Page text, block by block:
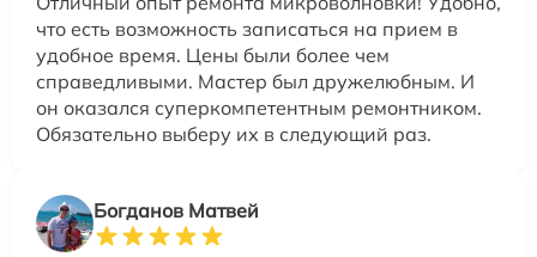
что есть возможность записаться на прием в
удобное время. Цены были более чем
справедливыми. Мастер был дружелюбным. И
он оказался суперкомпетентным ремонтником.
Обязательно выберу их в следующий раз.
Богданов Матвей